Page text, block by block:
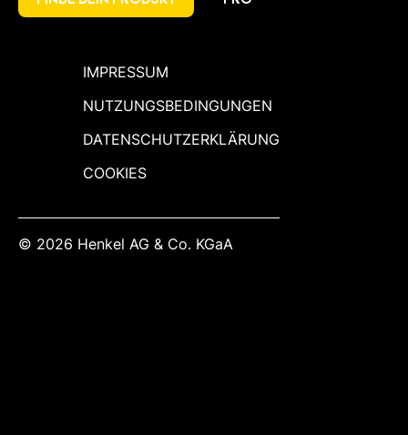
IMPRESSUM
NUTZUNGSBEDINGUNGEN
DATENSCHUTZERKLÄRUNG
COOKIES
© 2026 Henkel AG & Co. KGaA